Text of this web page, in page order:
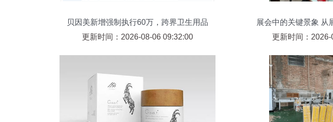
贝因美新增强制执行60万，跨界卫生用品
面临挑战
更新时间：2026-08-06 09:32:00
展会中的关键景象 从
流观
更新时间：